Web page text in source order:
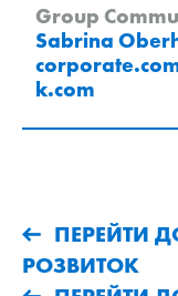
Group
Sabrina
k.com
ПЕРЕЙТИ
РОЗВИТОК